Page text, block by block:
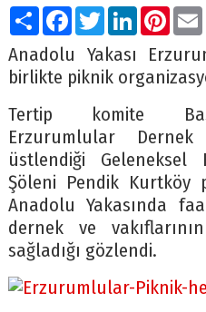
PaylaşFacebook
TwitterLinkedIn
Anadolu Yakası
birlikte piknik
Tertip komite
Erzurumlular
üstlendiği
Şöleni Pendik Kurtköy
Anadolu Yakasında
dernek ve
sağladığı gözlendi.